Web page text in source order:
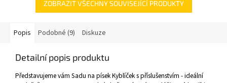
ZOBRAZIT VŠECHNY SOUVISEJÍCÍ PRODUKTY
Popis Podobné (9) Diskuze
Detailní popis produktu
Představujeme vám Sadu na písek Kyblíček s příslušenstvím - ideální